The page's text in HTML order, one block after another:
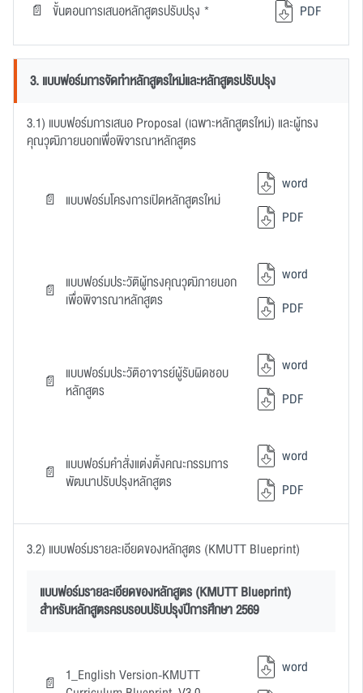
ขั้นตอนการเสนอหลักสูตรปรับปรุง * PDF
3. แบบฟอร์มการจัดทำหลักสูตรใหม่และหลักสูตรปรับปรุง
3.1) แบบฟอร์มการเสนอ Proposal (เฉพาะหลักสูตรใหม่) และผู้ทรง
คุณวุฒิภายนอกเพื่อพิจารณาหลักสูตร
แบบฟอร์มโครงการเปิดหลักสูตรใหม่
word
PDF
แบบฟอร์มประวัติผู้ทรงคุณวุฒิภายนอก
เพื่อพิจารณาหลักสูตร
word
PDF
แบบฟอร์มประวัติอาจารย์ผู้รับผิดชอบ
หลักสูตร
word
PDF
แบบฟอร์มคำสั่งแต่งตั้งคณะกรรมการ
พัฒนาปรับปรุงหลักสูตร
word
PDF
3.2) แบบฟอร์มรายละเอียดของหลักสูตร (KMUTT Blueprint)
แบบฟอร์มรายละเอียดของหลักสูตร (KMUTT Blueprint)
สำหรับหลักสูตรครบรอบปรับปรุงปีการศึกษา 2569
1_English Version-KMUTT
word